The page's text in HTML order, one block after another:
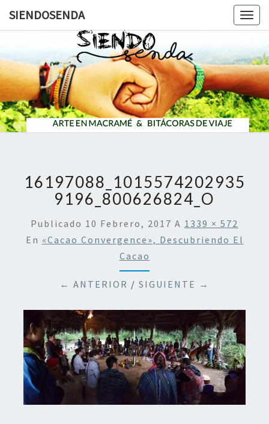
SIENDOSENDA
16197088_1015574202935
9196_800626824_O
Publicado 10 Febrero, 2017 A 1339 × 572
En «Cacao Convergence», Descubriendo El
Cacao
← ANTERIOR / SIGUIENTE →